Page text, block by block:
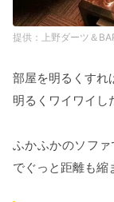
上野ダーツ＆
部屋を明るくすれ
明るくワイワイ
ふかふかのソフ
でぐっと距離も縮